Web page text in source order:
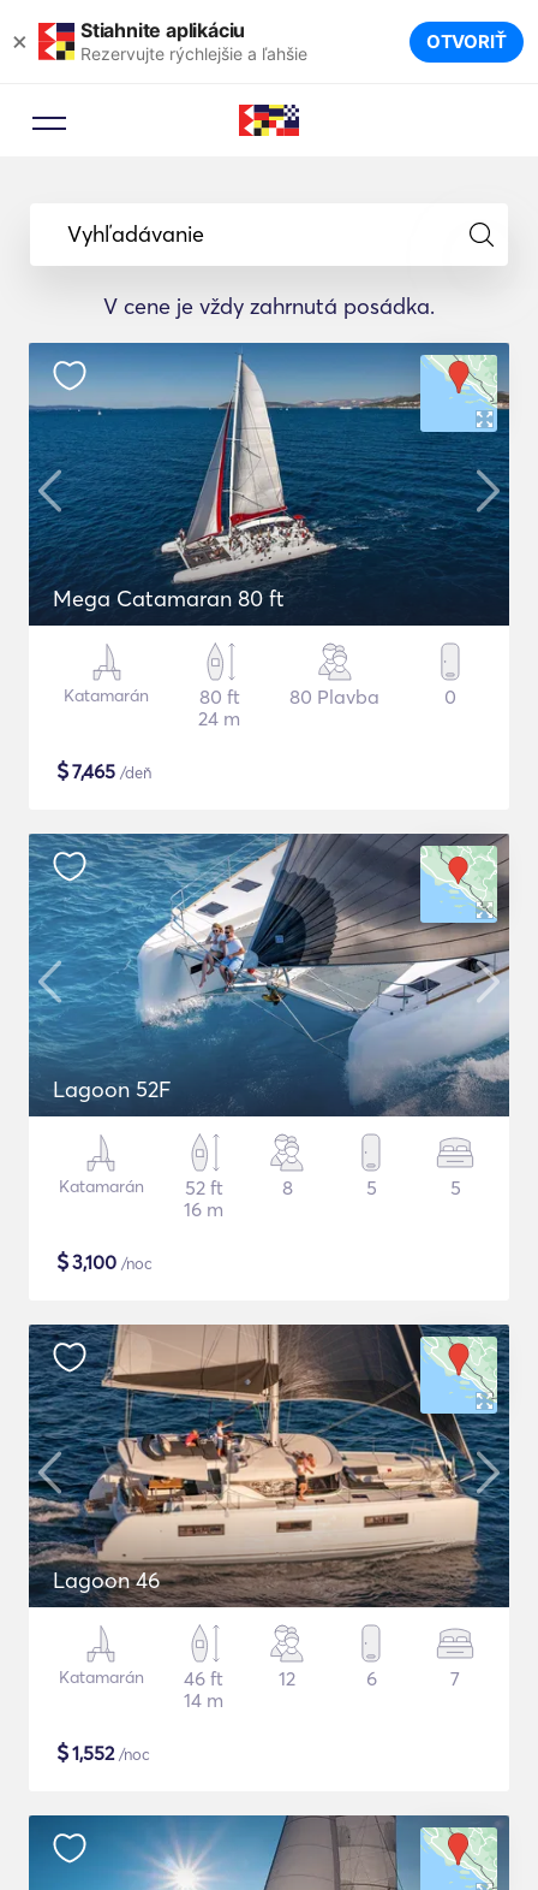
× Stiahnite aplikáciu
Rezervujte rýchlejšie a ľahšie OTVORIŤ
Vyhľadávanie
V cene je vždy zahrnutá posádka.
Mega Catamaran 80 ft
Katamarán
80 ft
24 m
80 Plavba 0
$7,465 /deň
Lagoon 52F
Katamarán
52 ft
16 m
8 5 5
$3,100 /noc
Lagoon 46
Katamarán
46 ft
14 m
12 6 7
$1,552/noc